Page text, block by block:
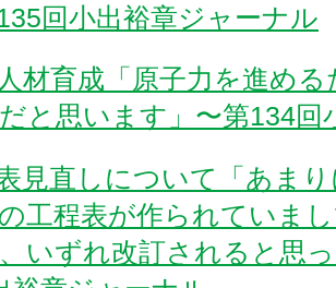
回小出裕章ジャーナル
材育成「原子力を進め
と思います」〜第134回
見直しについて「あま
工程表が作られていま
いずれ改訂されると思